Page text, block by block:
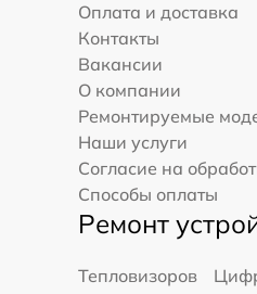
Оплата и доставка
Контакты
Вакансии
О компании
Ремонтируемые
Наши услуги
Согласие на
Способы оплаты
Ремонт
Тепловизоров